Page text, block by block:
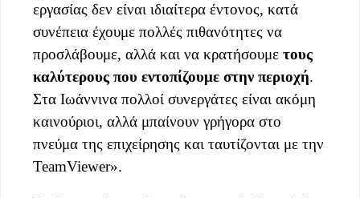
εργασίας δεν είναι ιδιαίτερα έντονος, κατά
συνέπεια έχουμε πολλές πιθανότητες να
προσλάβουμε, αλλά και να κρατήσουμε τους
καλύτερους που εντοπίζουμε στην περιοχή.
Στα Ιωάννινα πολλοί συνεργάτες είναι ακόμη
καινούριοι, αλλά μπαίνουν γρήγορα στο
πνεύμα της επιχείρησης και ταυτίζονται με την
TeamViewer».